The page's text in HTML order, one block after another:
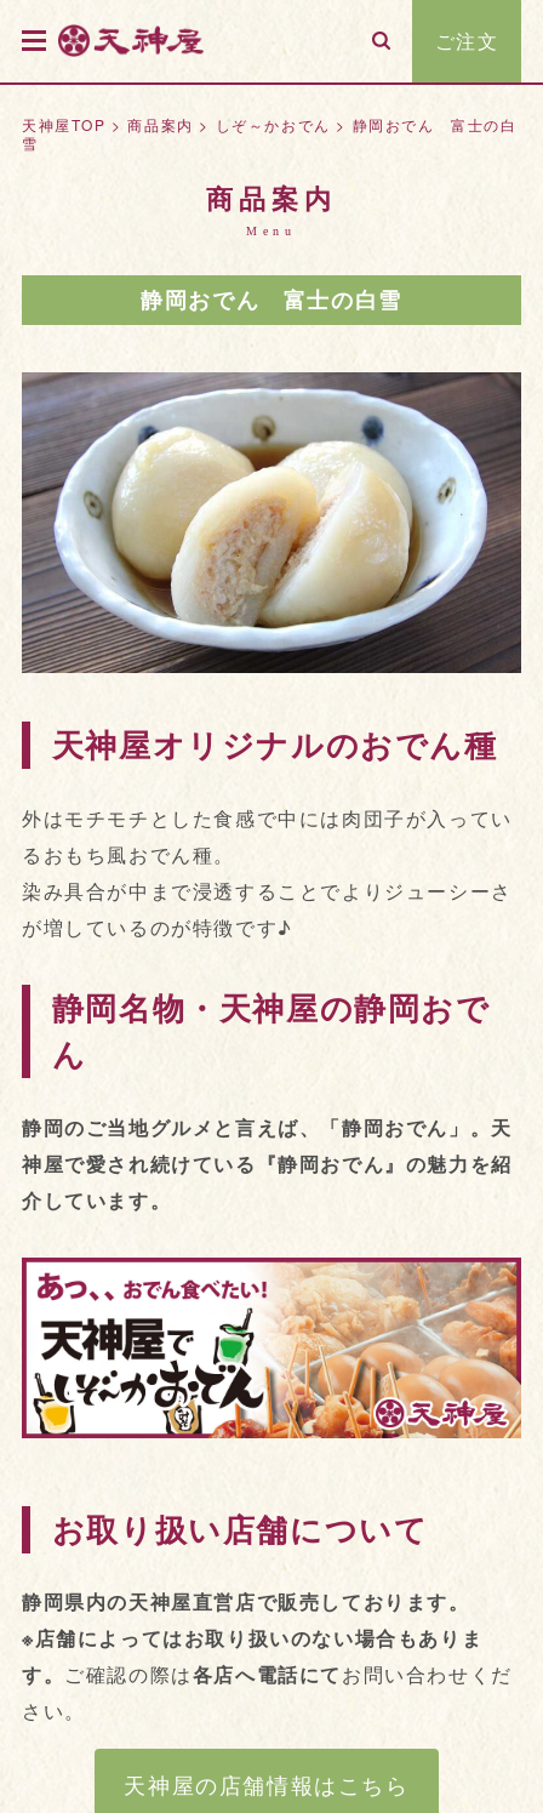
ご注文
天神屋TOP >商品案内 > しぞ～かおでん > 静岡おでん 富士の白
雪
商品案内
Menu
静岡おでん 富士の白雪
天神屋オリジナルのおでん種
外はモチモチとした食感で中には肉団子が入ってい
るおもち風おでん種。
染み具合が中まで浸透することでよりジューシーさ
が増しているのが特徴です♪
静岡名物・天神屋の静岡おで
ん
静岡のご当地グルメと言えば、「静岡おでん」。天
神屋で愛され続けている『静岡おでん』の魅力を紹
介しています。
お取り扱い店舗について
静岡県内の天神屋直営店で販売しております。
※店舗によってはお取り扱いのない場合もありま
す。 ご確認の際は各店へ電話にてお問い合わせくだ
さい。
天神屋の店舗情報はこちら